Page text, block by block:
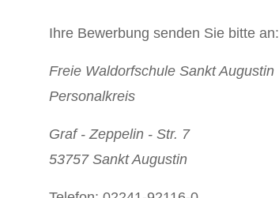
Ihre Bewerbung senden Sie bitte an:
Freie Waldorfschule Sankt Augustin
Personalkreis
Graf - Zeppelin - Str. 7
53757 Sankt Augustin